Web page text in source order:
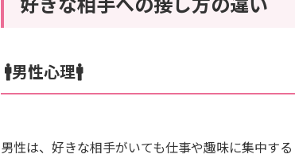
🚹男性心理🚹
男性は、好きな相手がいても仕事や趣味に集中す